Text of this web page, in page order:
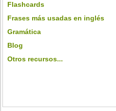
Flashcards
Frases más usadas en inglés
Gramática
Blog
Otros recursos...